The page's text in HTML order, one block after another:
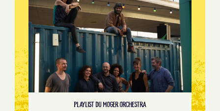
PLAYLIST DU MOGER ORCHESTRA